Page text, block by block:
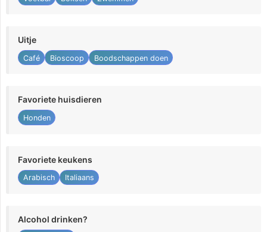
Uitje
Café Bioscoop Boodschappen doen
Favoriete huisdieren
Honden
Favoriete keukens
Arabisch Italiaans
Alcohol drinken?